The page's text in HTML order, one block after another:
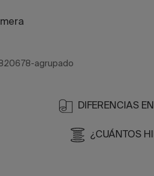
agrupado
DIFERENCIAS
¿CUÁNTOS